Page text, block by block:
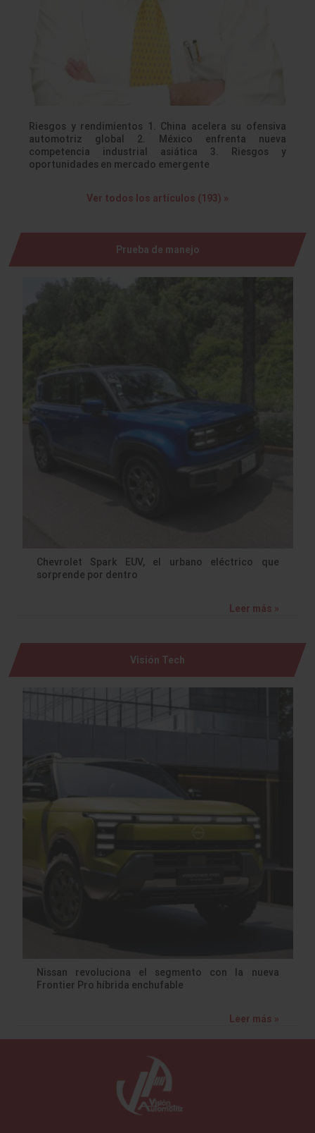
Riesgos y rendimientos 1. China acelera su ofensiva
automotriz global 2. México enfrenta nueva
competencia industrial asiática 3. Riesgos y
oportunidades en mercado emergente
Ver todos los artículos (193) »
Prueba de manejo
Chevrolet Spark EUV, el urbano eléctrico que
sorprende por dentro
Leer más »
Visión Tech
Nissan revoluciona el segmento con la nueva
Frontier Pro híbrida enchufable
Leer más »